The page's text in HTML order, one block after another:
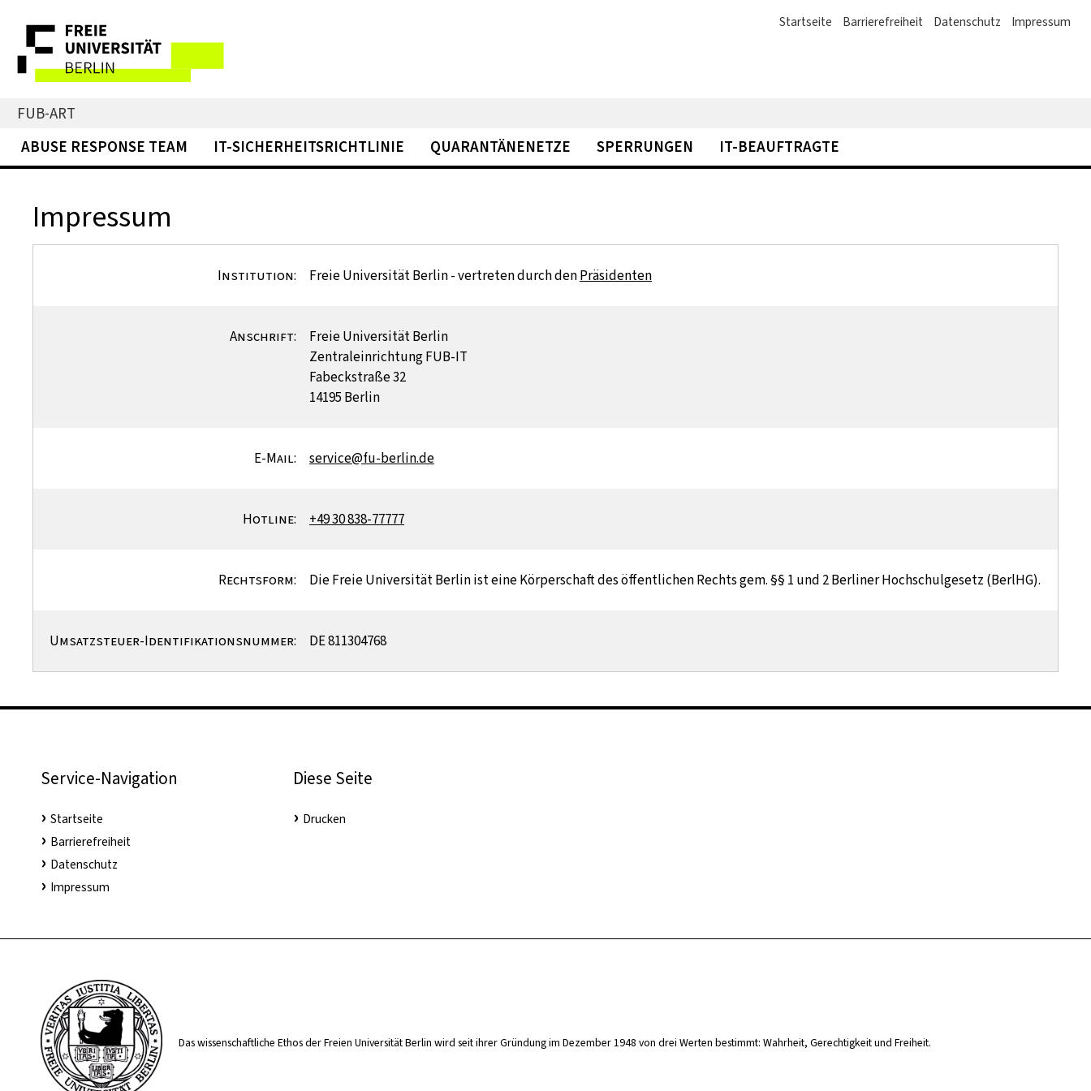
Startseite Barrierefreiheit Datenschutz Impressum
FUB-ART
ABUSE RESPONSE TEAM
IT-SICHERHEITSRICHTLINIE QUARANTÄNENETZE SPERRUNGEN IT-BEAUFTRAGTE
Impressum
Institution: Freie Universität Berlin - vertreten durch denPräsidenten
Anschrift:
Freie Universität Berlin
Zentraleinrichtung FUB-IT
Fabeckstraße 32
14195 Berlin
E-Mail: service@fu-berlin.de
Hotline: +49 30 838-77777
Rechtsform: Die Freie Universität Berlin ist eine Körperschaft des öffentlichen Rechts gem. §§ 1 und 2 Berliner Hochschulgesetz (BerlHG).
Umsatzsteuer-Identifikationsnummer: DE 811304768
Service-Navigation
Startseite
Barrierefreiheit
Datenschutz
Impressum
Diese Seite
Drucken
Das wissenschaftliche Ethos der Freien Universität Berlin wird seit ihrer Gründung im Dezember 1948 von drei Werten bestimmt: Wahrheit, Gerechtigkeit und Freiheit.